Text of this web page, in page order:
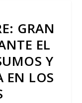
GRAN
EL
Y
EN LOS